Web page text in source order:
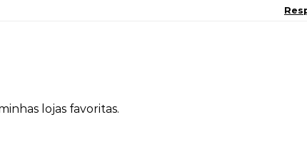
lojas favoritas.